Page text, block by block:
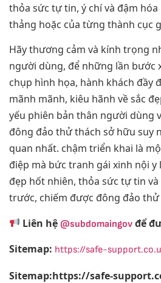
thỏa sức tự tin, ý chí và đậm
thảng hoặc của từng thành cục
Hãy thương cảm và kính trọng
người dùng, để những lần bước
chụp hình họa, hành khách đầy
mãnh mãnh, kiêu hãnh về sắc
yếu phiên bản thân người dùng
đông đảo thử thách sở hữu suy
quan nhất. chậm triển khai là
điệp mà bức tranh gái xinh nội y
đẹp hốt nhiên, thỏa sức tự tin
trước, chiếm được đông đảo thử
Liên hệ@subdomaingov để
Sitemap: https://safe-
Sitemap:https://safe-